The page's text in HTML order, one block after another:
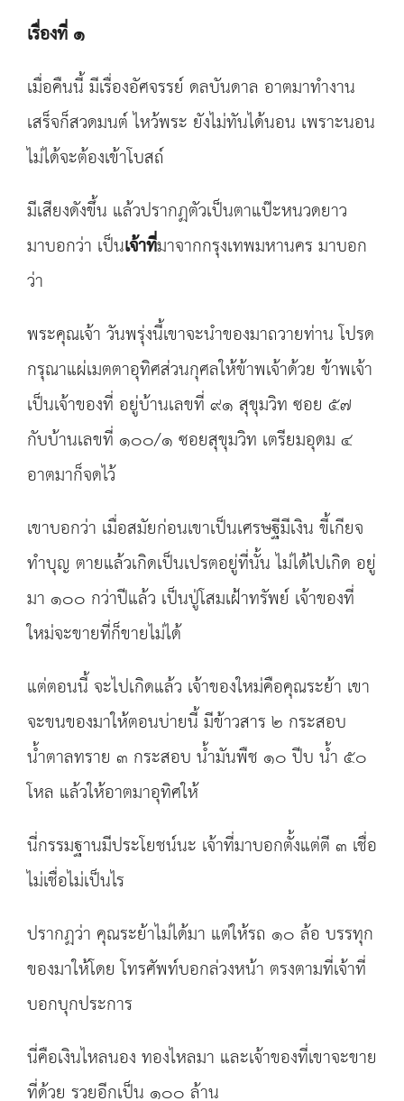
เรื่องที่ ๑
เมื่อคืนนี้ มีเรื่องอัศจรรย์ ดลบันดาล อาตมาทำงาน
เสร็จก็สวดมนต์ ไหว้พระ ยังไม่ทันได้นอน เพราะนอน
ไม่ได้จะต้องเข้าโบสถ์
มีเสียงดังขึ้น แล้วปรากฏตัวเป็นตาแป๊ะหนวดยาว
มาบอกว่า เป็นเจ้าที่มาจากกรุงเทพมหานคร มาบอก
ว่า
พระคุณเจ้า วันพรุ่งนี้เขาจะนำของมาถวายท่าน โปรด
กรุณาแผ่เมตตาอุทิศส่วนกุศลให้ข้าพเจ้าด้วย ข้าพเจ้า
เป็นเจ้าของที่ อยู่บ้านเลขที่ ๙๑ สุขุมวิท ซอย ๕๗
กับบ้านเลขที่ ๑๐๐/๑ ซอยสุขุมวิท เตรียมอุดม ๔
อาตมาก็จดไว้
เขาบอกว่า เมื่อสมัยก่อนเขาเป็นเศรษฐีมีเงิน ขี้เกียจ
ทำบุญ ตายแล้วเกิดเป็นเปรตอยู่ที่นั้น ไม่ได้ไปเกิด อยู่
มา ๑๐๐ กว่าปีแล้ว เป็นปู่โสมเฝ้าทรัพย์ เจ้าของที่
ใหม่จะขายที่ก็ขายไม่ได้
แต่ตอนนี้ จะไปเกิดแล้ว เจ้าของใหม่คือคุณระย้า เขา
จะขนของมาให้ตอนบ่ายนี้ มีข้าวสาร ๒ กระสอบ
น้ำตาลทราย ๓ กระสอบ น้ำมันพืช ๑๐ ปีบ น้ำ ๕๐
โหล แล้วให้อาตมาอุทิศให้
นี่กรรมฐานมีประโยชน์นะ เจ้าที่มาบอกตั้งแต่ตี ๓ เชื่อ
ไม่เชื่อไม่เป็นไร
ปรากฏว่า คุณระย้าไม่ได้มา แต่ให้รถ ๑๐ ล้อ บรรทุก
ของมาให้โดย โทรศัพท์บอกล่วงหน้า ตรงตามที่เจ้าที่
บอกบุกประการ
นี่คือเงินไหลนอง ทองไหลมา และเจ้าของที่เขาจะขาย
ที่ด้วย รวยอีกเป็น ๑๐๐ ล้าน